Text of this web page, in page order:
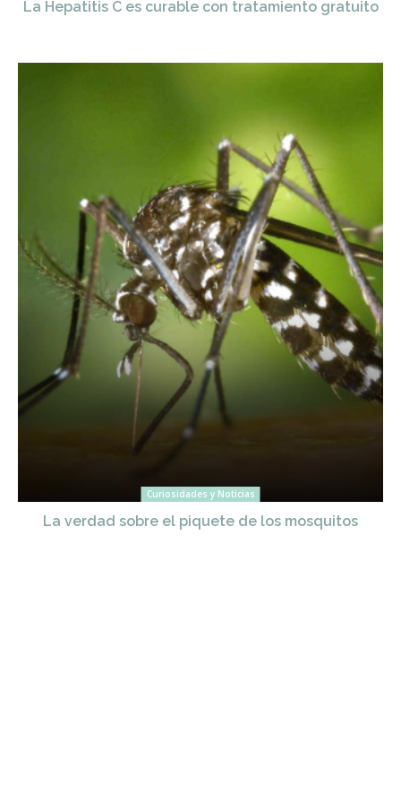
La Hepatitis C es curable con tratamiento gratuito
Curiosidades y Noticias
La verdad sobre el piquete de los mosquitos